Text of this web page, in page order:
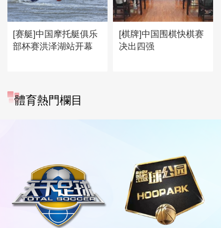
[赛艇]中国摩托艇俱乐
部杯赛洪泽湖站开幕
[棋牌]中国围棋快棋赛
决出四强
體育熱門欄目